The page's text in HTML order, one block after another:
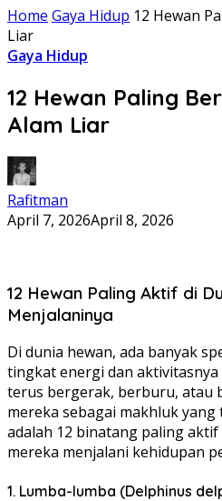
Home Gaya Hidup 12 Hewan
Liar
Gaya Hidup
12 Hewan Paling
Alam Liar
Rafitman
April 7, 2026April 8, 2026
12 Hewan Paling Aktif di
Menjalaninya
Di dunia hewan, ada banyak
tingkat energi dan
terus bergerak, berburu, atau
mereka sebagai makhluk
adalah 12 binatang paling
mereka menjalani kehidupan
1. Lumba-lumba (Delphinus